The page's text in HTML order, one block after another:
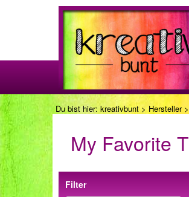
Du bist hier: kreativbunt > Hersteller>
My Favorite
Filter